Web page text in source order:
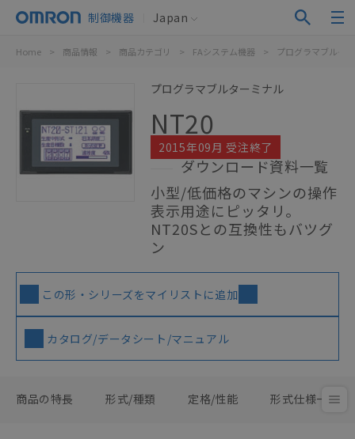
制御機器 Japan
Home > 商品情報 > 商品カテゴリ > FAシステム機器 > プログラマブルタ
プログラマブルターミナル
NT20
2015年09月 受注終了
ダウンロード資料一覧
小型/低価格のマシンの操作
表示用途にピッタリ。
NT20Sとの互換性もバツグ
ン
この形・シリーズをマイリストに追加
カタログ/データシート/マニュアル
商品の特長 形式/種類 定格/性能 形式仕様一覧